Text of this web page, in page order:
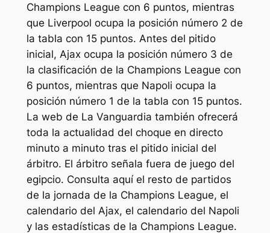
Champions League con 6 puntos, mientras
que Liverpool ocupa la posición número 2 de
la tabla con 15 puntos. Antes del pitido
inicial, Ajax ocupa la posición número 3 de
la clasificación de la Champions League con
6 puntos, mientras que Napoli ocupa la
posición número 1 de la tabla con 15 puntos.
La web de La Vanguardia también ofrecerá
toda la actualidad del choque en directo
minuto a minuto tras el pitido inicial del
árbitro. El árbitro señala fuera de juego del
egipcio. Consulta aquí el resto de partidos
de la jornada de la Champions League, el
calendario del Ajax, el calendario del Napoli
y las estadísticas de la Champions League.